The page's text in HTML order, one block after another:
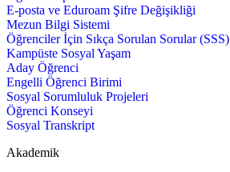
E-posta ve Eduroam Şifre Değişikliği
Mezun Bilgi Sistemi
Öğrenciler İçin Sıkça Sorulan Sorular (SSS)
Kampüste Sosyal Yaşam
Aday Öğrenci
Engelli Öğrenci Birimi
Sosyal Sorumluluk Projeleri
Öğrenci Konseyi
Sosyal Transkript
Akademik